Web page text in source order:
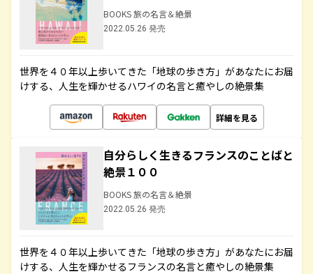
BOOKS 旅の名言＆絶景
2022.05.26 発売
世界を４０年以上歩いてきた「地球の歩き方」があなたにお届
けする、人生を輝かせるハワイの名言と癒やしの絶景集
詳細を見る
自分らしく生きるフランスのことばと
絶景１００
BOOKS 旅の名言＆絶景
2022.05.26 発売
世界を４０年以上歩いてきた「地球の歩き方」があなたにお届
けする、人生を輝かせるフランスの名言と癒やしの絶景集